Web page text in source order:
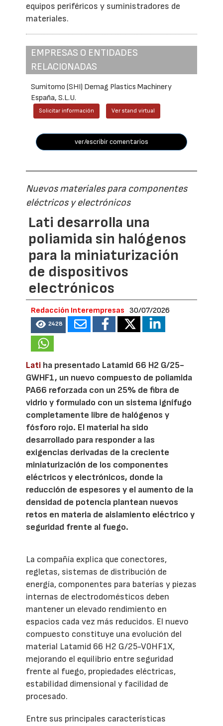
equipos periféricos y suministradores de
materiales.
EMPRESAS O ENTIDADES
RELACIONADAS
Sumitomo (SHI) Demag Plastics Machinery
España, S.L.U.
Solicitar información Ver stand virtual
ver/escribir comentarios
Nuevos materiales para componentes
eléctricos y electrónicos
Lati desarrolla una
poliamida sin halógenos
para la miniaturización
de dispositivos
electrónicos
Redacción Interempresas 30/07/2026
2428
Lati ha presentado Latamid 66 H2 G/25-
GWHF1, un nuevo compuesto de poliamida
PA66 reforzada con un 25% de fibra de
vidrio y formulado con un sistema ignífugo
completamente libre de halógenos y
fósforo rojo. El material ha sido
desarrollado para responder a las
exigencias derivadas de la creciente
miniaturización de los componentes
eléctricos y electrónicos, donde la
reducción de espesores y el aumento de la
densidad de potencia plantean nuevos
retos en materia de aislamiento eléctrico y
seguridad frente al fuego.
La compañía explica que conectores,
regletas, sistemas de distribución de
energía, componentes para baterías y piezas
internas de electrodomésticos deben
mantener un elevado rendimiento en
espacios cada vez más reducidos. El nuevo
compuesto constituye una evolución del
material Latamid 66 H2 G/25-V0HF1X,
mejorando el equilibrio entre seguridad
frente al fuego, propiedades eléctricas,
estabilidad dimensional y facilidad de
procesado.
Entre sus principales características